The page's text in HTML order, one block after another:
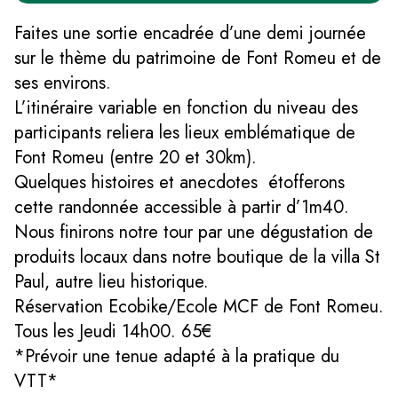
Faites une sortie encadrée d’une demi journée
sur le thème du patrimoine de Font Romeu et de
ses environs.
L’itinéraire variable en fonction du niveau des
participants reliera les lieux emblématique de
Font Romeu (entre 20 et 30km).
Quelques histoires et anecdotes étofferons
cette randonnée accessible à partir d’1m40.
Nous finirons notre tour par une dégustation de
produits locaux dans notre boutique de la villa St
Paul, autre lieu historique.
Réservation Ecobike/Ecole MCF de Font Romeu.
Tous les Jeudi 14h00. 65€
*Prévoir une tenue adapté à la pratique du
VTT*